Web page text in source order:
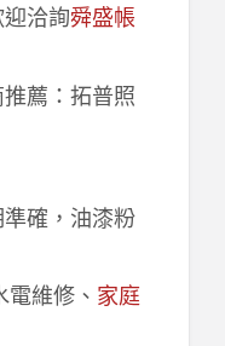
迎洽詢舜盛帳
薦：拓普照
確，油漆粉
維修、 家庭